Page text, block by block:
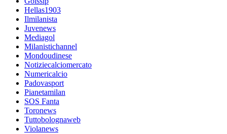
Hellas1903
Ilmilanista
Juvenews
Mediagol
Milanistichannel
Mondoudinese
Notiziecalciomercato
Numericalcio
Padovasport
Pianetamilan
SOS Fanta
Toronews
Tuttobolognaweb
Violanews